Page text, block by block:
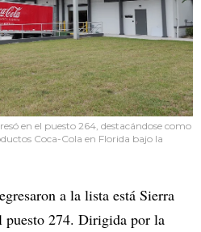
en el puesto 264, destacándose como
Coca-Cola en Florida bajo la
a la lista está Sierra
puesto 274. Dirigida por la